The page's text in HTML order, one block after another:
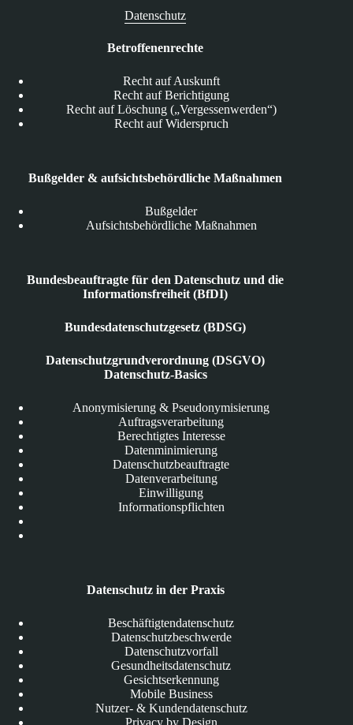
Datenschutz
Betroffenenrechte
Recht auf Auskunft
Recht auf Berichtigung
Recht auf Löschung („Vergessenwerden“)
Recht auf Widerspruch
Bußgelder & aufsichtsbehördliche Maßnahmen
Bußgelder
Aufsichtsbehördliche Maßnahmen
Bundesbeauftragte für den Datenschutz und die
Informationsfreiheit (BfDI)
Bundesdatenschutzgesetz (BDSG)
Datenschutzgrundverordnung (DSGVO)
Datenschutz-Basics
Anonymisierung & Pseudonymisierung
Auftragsverarbeitung
Berechtigtes Interesse
Datenminimierung
Datenschutzbeauftragte
Datenverarbeitung
Einwilligung
Informationspflichten
Datenschutz in der Praxis
Beschäftigtendatenschutz
Datenschutzbeschwerde
Datenschutzvorfall
Gesundheitsdatenschutz
Gesichtserkennung
Mobile Business
Nutzer- & Kundendatenschutz
Privacy by Design